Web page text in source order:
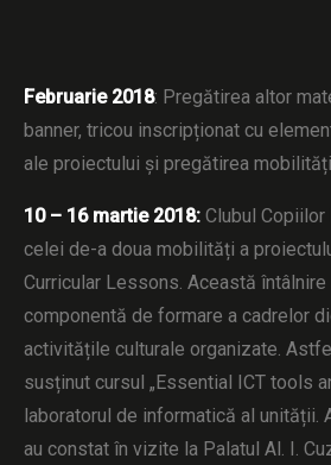
Februarie 2018: Pregătirea altor
banner, tricou inscripționat cu
ale proiectului și pregătirea
10 – 16 martie 2018: Clubul
celei de-a doua mobilități a
Curricular Lessons. Această întâlnire
componentă de formare a cadrelor
activitățile culturale organizate.
susținut cursul „Essential ICT tools
laboratorul de informatică al unității.
au constat în vizite la Palatul Al. I.